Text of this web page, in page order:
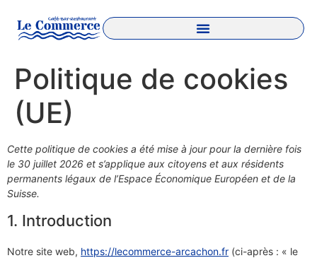
Politique de cookies
(UE)
Cette politique de cookies a été mise à jour pour la dernière fois
le 30 juillet 2026 et s’applique aux citoyens et aux résidents
permanents légaux de l’Espace Économique Européen et de la
Suisse.
1. Introduction
Notre site web, https://lecommerce-arcachon.fr (ci-après : « le